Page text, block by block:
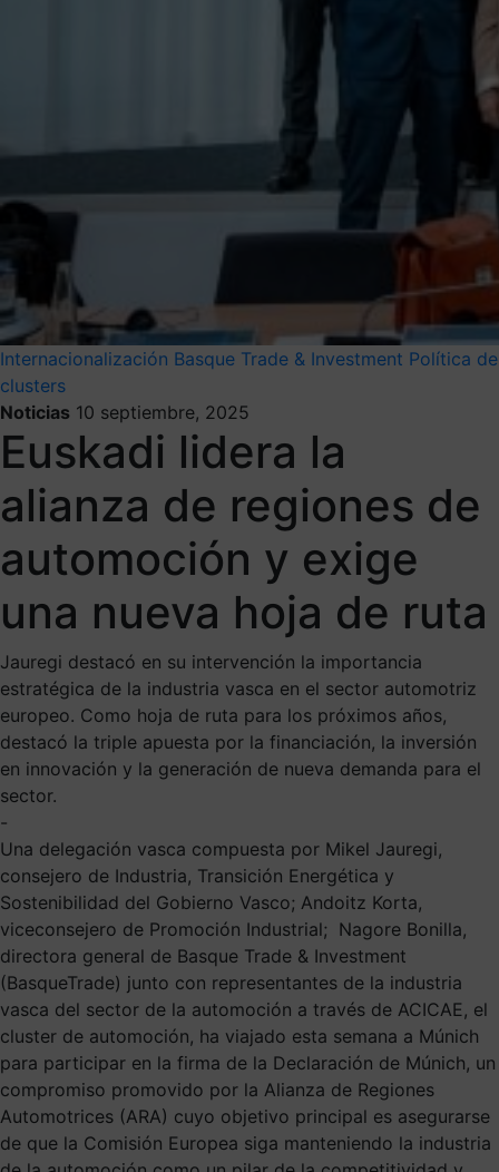
Internacionalización Basque Trade & Investment Política de
clusters
Noticias 10 septiembre, 2025
Euskadi lidera la
alianza de regiones de
automoción y exige
una nueva hoja de ruta
Jauregi destacó en su intervención la importancia
estratégica de la industria vasca en el sector automotriz
europeo. Como hoja de ruta para los próximos años,
destacó la triple apuesta por la financiación, la inversión
en innovación y la generación de nueva demanda para el
sector.
-
Una delegación vasca compuesta por Mikel Jauregi,
consejero de Industria, Transición Energética y
Sostenibilidad del Gobierno Vasco; Andoitz Korta,
viceconsejero de Promoción Industrial; Nagore Bonilla,
directora general de Basque Trade & Investment
(BasqueTrade) junto con representantes de la industria
vasca del sector de la automoción a través de ACICAE, el
cluster de automoción, ha viajado esta semana a Múnich
para participar en la firma de la Declaración de Múnich, un
compromiso promovido por la Alianza de Regiones
Automotrices (ARA) cuyo objetivo principal es asegurarse
de que la Comisión Europea siga manteniendo la industria